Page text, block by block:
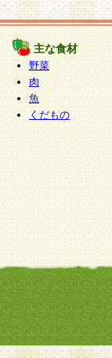
主な食材
野菜
肉
魚
くだもの